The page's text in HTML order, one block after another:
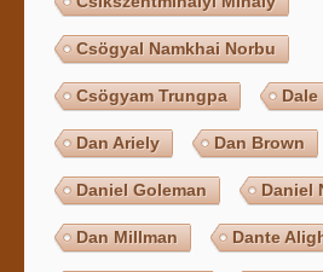
Csögyal Namkhai Norbu
Csögyam Trungpa Dale
Dan Ariely Dan Brown
Daniel Goleman Daniel
Dan Millman Dante